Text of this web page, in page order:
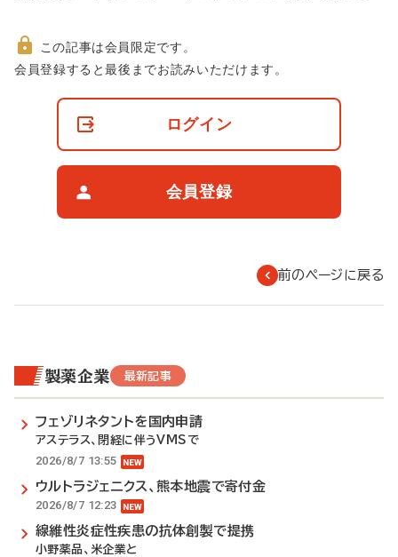
非
この記事は会員限定です。
会員登録すると最後までお読みいただけます。
ログイン
会員登録
前のページに戻る
製薬企業 最新記事
フェゾリネタントを国内申請
アステラス、閉経に伴うVMSで
2026/8/7 13:55
ウルトラジェニクス、熊本地震で寄付金
2026/8/7 12:23
線維性炎症性疾患の抗体創製で提携
小野薬品、米企業と